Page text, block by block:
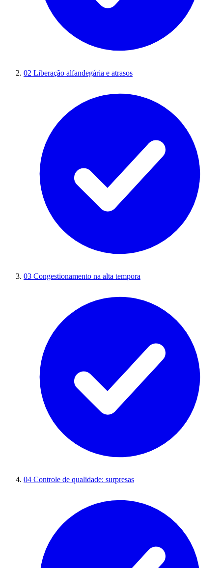
02 Liberação alfandegária e atrasos
03 Congestionamento na alta tempora
04 Controle de qualidade: surpresas